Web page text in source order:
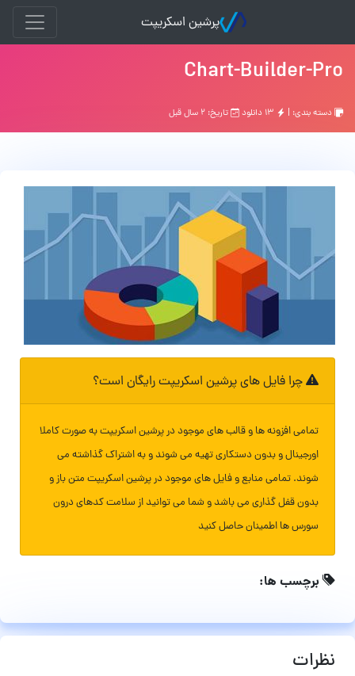
پرشین اسکریپت
Chart-Builder-Pro
دسته بندی: | تاریخ: ۲ سال قبل
چرا فایل های پرشین اسکریپت رایگان است؟
تمامی افزونه ها و قالب های موجود در پرشین اسکریپت به صورت کاملا
اورجینال و بدون دستکاری تهیه می شوند و به اشتراک گذاشته می
شوند. تمامی منابع و فایل های موجود در پرشین اسکریپت متن باز و
بدون قفل گذاری می باشد و شما می توانید از سلامت کدهای درون
سورس ها اطمینان حاصل کنید
برچسب ها:
نظرات